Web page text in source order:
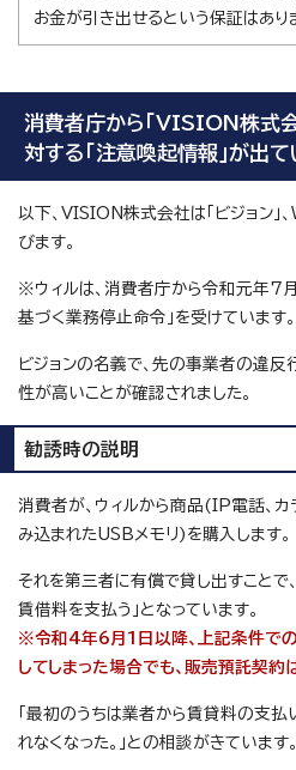
お金が引き出せるという保証はあり
消費者庁から「VISION株式
対する「注意喚起情報」が出て
以下、VISION株式会社は「ビジョン」
びます。
※ウィルは、消費者庁から令和元年7
基づく業務停止命令」を受けています。
ビジョンの名義で、先の事業者の違
性が高いことが確認されました。
勧誘時の説明
消費者が、ウィルから商品(IP電話、カ
み込まれたUSBメモリ)を購入します。
それを第三者に有償で貸し出すことで
賃借料を支払う」となっています。
※令和4年6月1日以降、上記条件での
してしまった場合でも、販売預託契約
「最初のうちは業者から賃貸料の支払
れなくなった。」との相談がきています。